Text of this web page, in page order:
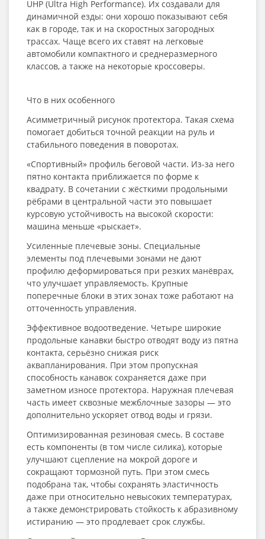
UHP (Ultra High Performance). Их создавали для
динамичной езды: они хорошо показывают себя
как в городе, так и на скоростных загородных
трассах. Чаще всего их ставят на легковые
автомобили компактного и среднеразмерного
классов, а также на некоторые кроссоверы.
Что в них особенного
Асимметричный рисунок протектора. Такая схема
помогает добиться точной реакции на руль и
стабильного поведения в поворотах.
«Спортивный» профиль беговой части. Из-за него
пятно контакта приближается по форме к
квадрату. В сочетании с жёсткими продольными
рёбрами в центральной части это повышает
курсовую устойчивость на высокой скорости:
машина меньше «рыскает».
Усиленные плечевые зоны. Специальные
элементы под плечевыми зонами не дают
профилю деформироваться при резких манёврах,
что улучшает управляемость. Крупные
поперечные блоки в этих зонах тоже работают на
отточенность управления.
Эффективное водоотведение. Четыре широкие
продольные канавки быстро отводят воду из пятна
контакта, серьёзно снижая риск
аквапланирования. При этом пропускная
способность канавок сохраняется даже при
заметном износе протектора. Наружная плечевая
часть имеет сквозные межблочные зазоры — это
дополнительно ускоряет отвод воды и грязи.
Оптимизированная резиновая смесь. В составе
есть компоненты (в том числе силика), которые
улучшают сцепление на мокрой дороге и
сокращают тормозной путь. При этом смесь
подобрана так, чтобы сохранять эластичность
даже при относительно невысоких температурах,
а также демонстрировать стойкость к абразивному
истиранию — это продлевает срок службы.